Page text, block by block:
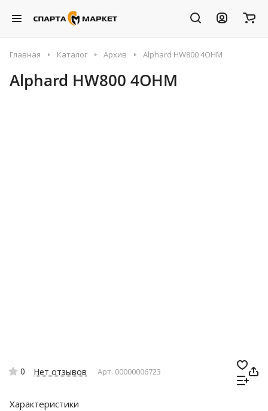
Главная Каталог Архив Alphard HW800 4OHM
Alphard HW800 4OHM
0 Нет отзывов Арт. 00000006723
Характеристики